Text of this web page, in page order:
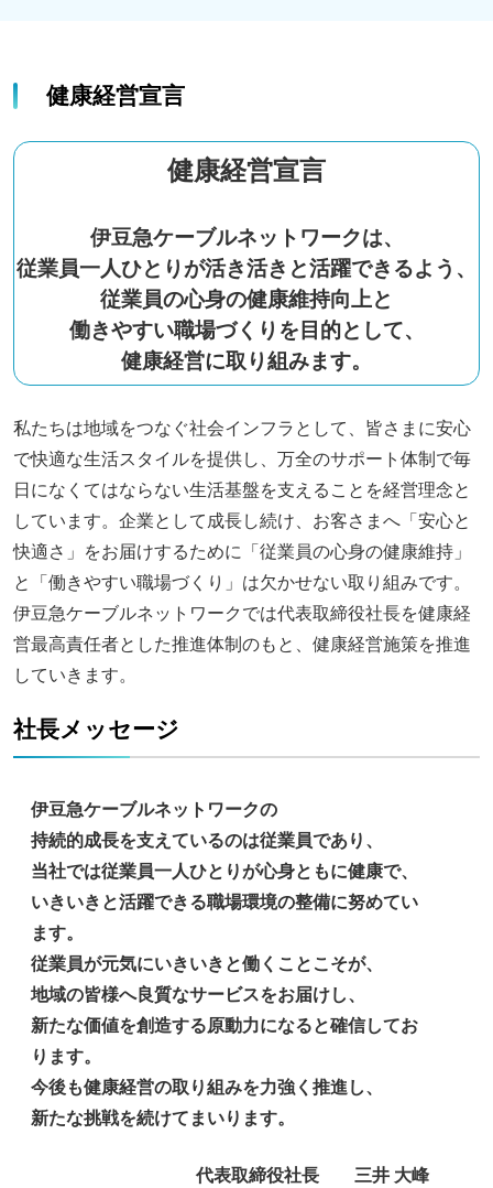
健康経営宣言
健康経営宣言
伊豆急ケーブルネットワークは、
従業員一人ひとりが活き活きと活躍できるよう、
従業員の心身の健康維持向上と
働きやすい職場づくりを目的として、
健康経営に取り組みます。
私たちは地域をつなぐ社会インフラとして、皆さまに安心
で快適な生活スタイルを提供し、万全のサポート体制で毎
日になくてはならない生活基盤を支えることを経営理念と
しています。企業として成長し続け、お客さまへ「安心と
快適さ」をお届けするために「従業員の心身の健康維持」
と「働きやすい職場づくり」は欠かせない取り組みです。
伊豆急ケーブルネットワークでは代表取締役社長を健康経
営最高責任者とした推進体制のもと、健康経営施策を推進
していきます。
社長メッセージ
伊豆急ケーブルネットワークの
持続的成長を支えているのは従業員であり、
当社では従業員一人ひとりが心身ともに健康で、
いきいきと活躍できる職場環境の整備に努めてい
ます。
従業員が元気にいきいきと働くことこそが、
地域の皆様へ良質なサービスをお届けし、
新たな価値を創造する原動力になると確信してお
ります。
今後も健康経営の取り組みを力強く推進し、
新たな挑戦を続けてまいります。
代表取締役社長 三井 大峰